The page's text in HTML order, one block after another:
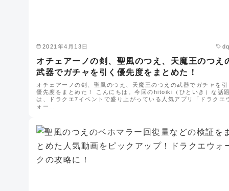
2021年4月13日
オチェアーノの剣、聖風のつえ、天魔王のつえ
武器でガチャを引く優先度をまとめた！
オチェアーノの剣、聖風のつえ、天魔王のつえの武器でガチャを引
優先度をまとめた！ こんにちは。今回のhitoiki（ひといき）な話題
は、ドラクエ7イベントで盛り上がっている人気アプリ「ドラクエ
ォー…